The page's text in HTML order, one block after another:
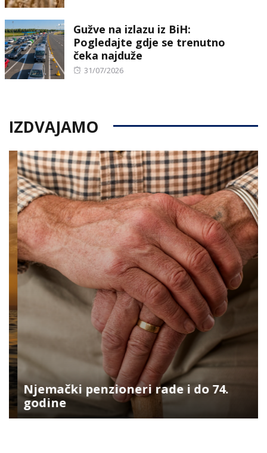
Gužve na izlazu iz BiH:
Pogledajte gdje se trenutno
čeka najduže
Posted
31/07/2026
IZDVAJAMO
Njemački penzioneri rade i do 74.
godine